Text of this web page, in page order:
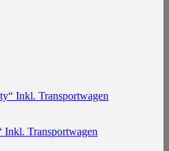
Inkl. Transportwagen